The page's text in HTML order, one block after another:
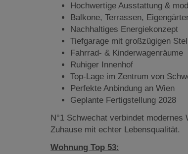
Hochwertige Ausstattung &
Balkone, Terrassen,
Nachhaltiges Energiekonzept
Tiefgarage mit großzügigen
Fahrrad- & Kinderwagenräume
Ruhiger Innenhof
Top-Lage im Zentrum von
Perfekte Anbindung an Wien
Geplante Fertigstellung 2028
N°1 Schwechat verbindet
Zuhause mit echter Lebensqualität.
Wohnung Top 53: